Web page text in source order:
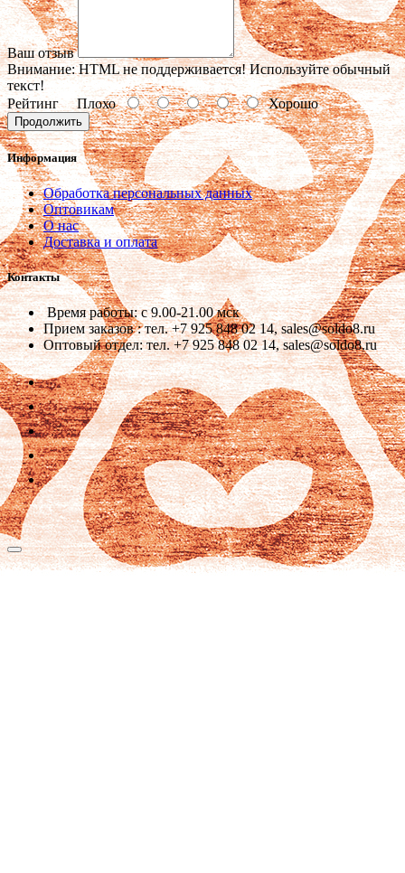
Ваш отзыв
Внимание:HTML не поддерживается! Используйте обычный
текст!
РейтингПлохо Хорошо
Продолжить
Информация
Обработка персональных данных
Оптовикам
О нас
Доставка и оплата
Контакты
Время работы: с 9.00-21.00 мск
Прием заказов : тел. +7 925 848 02 14, sales@soldo8.ru
Оптовый отдел: тел. +7 925 848 02 14, sales@soldo8.ru